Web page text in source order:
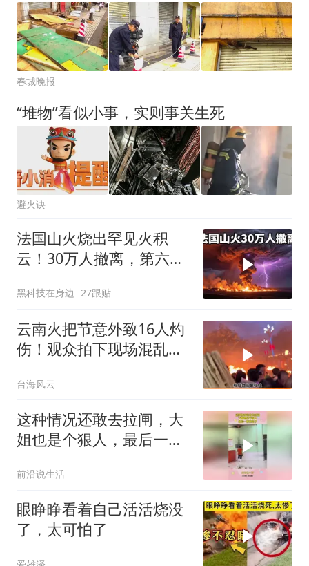
春城晚报
“堆物”看似小事，实则事关生死
避火诀
法国山火烧出罕见火积
云！30万人撤离，第六代
黑科技在身边 27跟贴
云南火把节意外致16人灼
伤！观众拍下现场混乱场
台海风云
这种情况还敢去拉闸，大
姐也是个狠人，最后一幕
前沿说生活
眼睁睁看着自己活活烧没
了，太可怕了